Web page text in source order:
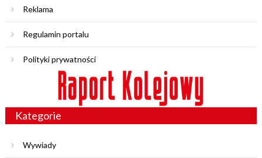
Reklama
Regulamin portalu
Polityki prywatności
Kategorie
Wywiady